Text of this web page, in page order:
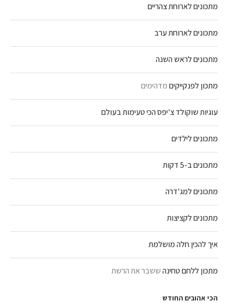
מתכונים לארוחת צהריים
מתכונים לארוחת ערב
מתכונים לראש השנה
מתכון לפנקייקיםמדהימים
עוגיות שוקולד צ'יפס הכי טעימות בעולם
מתכונים לילדים
מתכונים ב-5 דקות
מתכונים למג'דרה
מתכונים לקציצות
איך להכין חלה מושלמת
מתכון ללחם טחינהששבר את הרשת
הכי אהובים החודש